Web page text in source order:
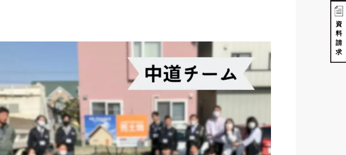
資
料
請
求